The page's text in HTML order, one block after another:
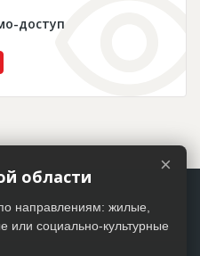
доступ
×
области
направлениям: жилые,
социально-культурные